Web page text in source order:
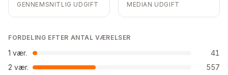
GENNEMSNITLIG UDGIFT MEDIAN UDGIFT
FORDELING EFTER ANTAL VÆRELSER
1 vær.
41
2 vær.
557